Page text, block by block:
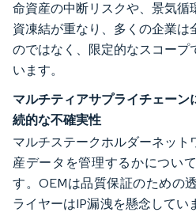
命資産の中断リスクや、景気循
資凍結が重なり、多くの企業は
のではなく、限定的なスコープ
います。
マルチティアサプライチェー
続的な不確実性
マルチステークホルダーネット
産データを管理するかについ
す。OEMは品質保証のための
ライヤーはIP漏洩を懸念してい